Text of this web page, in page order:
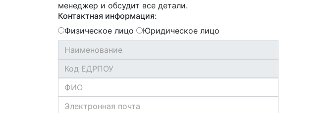
менеджер и обсудит все детали.
Контактная информация:
Физическое лицо
Юридическое лицо